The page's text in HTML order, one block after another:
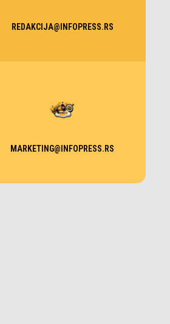
REDAKCIJA@INFOPRESS.RS
MARKETING@INFOPRESS.RS